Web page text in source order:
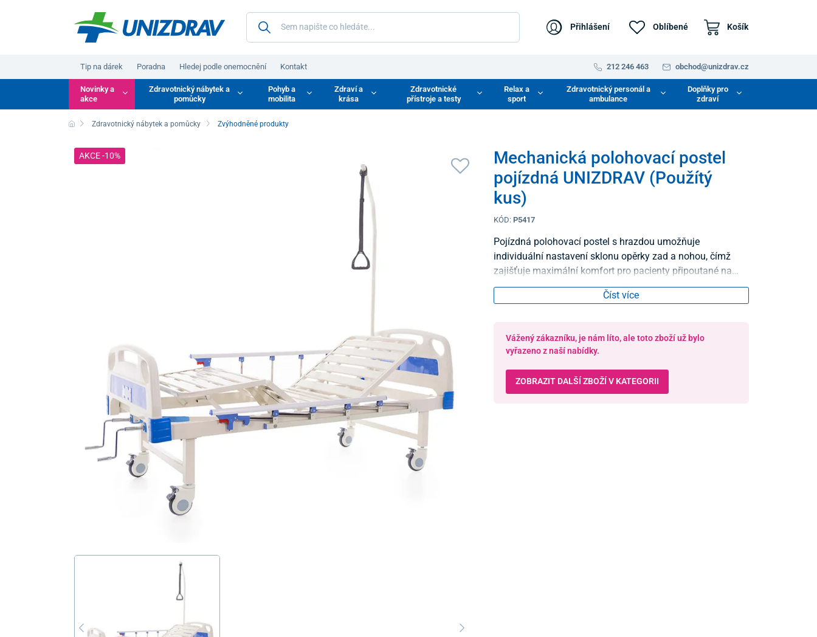
Přihlášení Oblíbené Košík
Tip na dárek Poradna Hledej podle onemocnění Kontakt 212 246 463 obchod@unizdrav.cz
Novinky a
akce
Zdravotnický nábytek a
pomůcky
Pohyb a
mobilita
Zdraví a
krása
Zdravotnické
přístroje a testy
Relax a
sport
Zdravotnický personál a
ambulance
Doplňky pro
zdraví
Zdravotnický nábytek a pomůcky Zvýhodněné produkty
Mechanická polohovací postel
pojízdná UNIZDRAV (Použítý
kus)
KÓD: P5417
Pojízdná polohovací postel s hrazdou umožňuje
individuální nastavení sklonu opěrky zad a nohou, čímž
zajišťuje maximální komfort pro pacienty připoutané na
lůžko.
Číst více
Vážený zákazníku, je nám líto, ale toto zboží už bylo
vyřazeno z naší nabídky.
ZOBRAZIT DALŠÍ ZBOŽÍ V KATEGORII
AKCE -10%